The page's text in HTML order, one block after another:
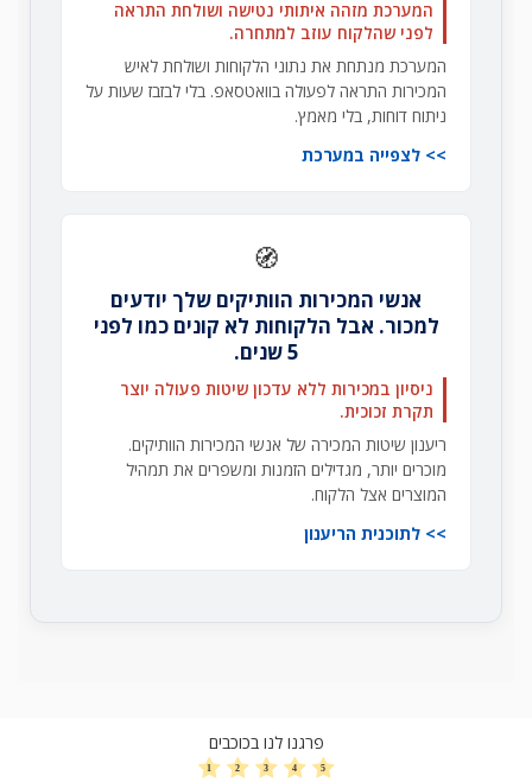
המערכת מזהה איתותי נטישה ושולחת התראה
לפני שהלקוח עוזב למתחרה.
המערכת מנתחת את נתוני הלקוחות ושולחת לאיש
המכירות התראה לפעולה בוואטסאפ. בלי לבזבז שעות על
ניתוח דוחות, בלי מאמץ.
לצפייה במערכת
🧭
אנשי המכירות הוותיקים שלך יודעים
למכור. אבל הלקוחות לא קונים כמו לפני
5 שנים.
ניסיון במכירות ללא עדכון שיטות פעולה יוצר
תקרת זכוכית.
ריענון שיטות המכירה של אנשי המכירות הוותיקים.
מוכרים יותר, מגדילים הזמנות ומשפרים את תמהיל
המוצרים אצל הלקוח.
לתוכנית הריענון
פרגנו לנו בכוכבים